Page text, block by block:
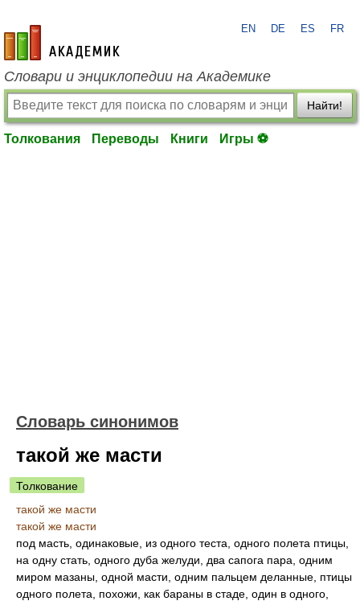
academic.ru
EN DE ES FR
Словари и энциклопедии на Академике
Найти!
Толкования Переводы Книги Игры ⚽
Словарь синонимов
такой же масти
Толкование
такой же масти
такой же масти
под масть, одинаковые, из одного теста, одного полета птицы,
на одну стать, одного дуба желуди, два сапога пара, одним
миром мазаны, одной масти, одним пальцем деланные, птицы
одного полета, похожи, как бараны в стаде, один в одного,